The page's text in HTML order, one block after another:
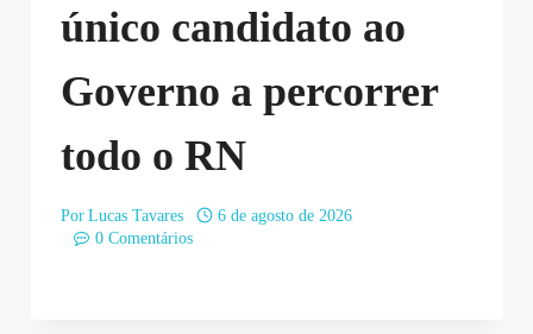
único candidato ao
Governo a percorrer
todo o RN
Por Lucas Tavares
6 de agosto de 2026
0 Comentários